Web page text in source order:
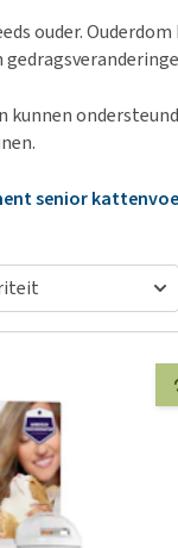
drinkbakken
benodigdheden
en dementie
alles
ouder.
kunnen
senior